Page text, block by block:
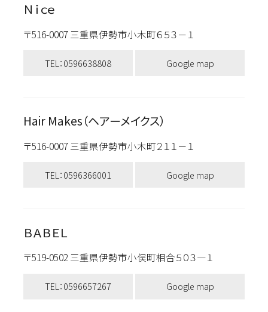
Ｎｉｃｅ
〒516-0007 三重県伊勢市小木町６５３－１
TEL：0596638808 Google map
Hair Makes（ヘアーメイクス）
〒516-0007 三重県伊勢市小木町２１１－１
TEL：0596366001 Google map
ＢＡＢＥＬ
〒519-0502 三重県伊勢市小俣町相合５０３―１
TEL：0596657267 Google map